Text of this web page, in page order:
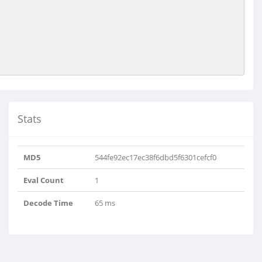
Stats
MD5 544fe92ec17ec38f6dbd5f6301cefcf0
Eval Count 1
Decode Time 65 ms